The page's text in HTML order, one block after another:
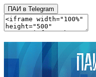
ПАИ в Telegram